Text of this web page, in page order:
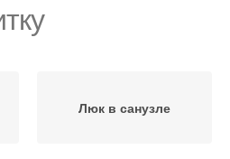
Люк в санузле